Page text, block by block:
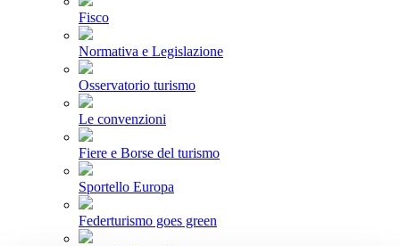
Fisco
Normativa e Legislazione
Osservatorio turismo
Le convenzioni
Fiere e Borse del turismo
Sportello Europa
Federturismo goes green